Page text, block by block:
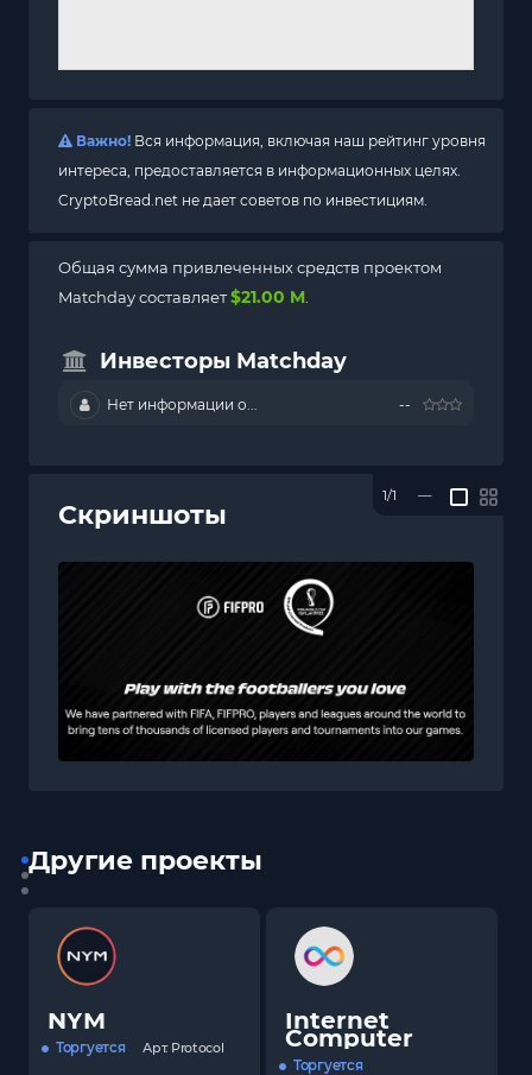
Важно! Вся информация, включая наш рейтинг уровня
интереса, предоставляется в информационных целях.
CryptoBread.net не дает советов по инвестициям.
Общая сумма привлеченных средств проектом
Matchday составляет$21.00 M
Инвесторы Matchday
Нет информации о... --
Скриншоты
1/1 —
Другие проекты
NYM
Торгуется Арт. Protocol
Internet
Computer
Торгуется